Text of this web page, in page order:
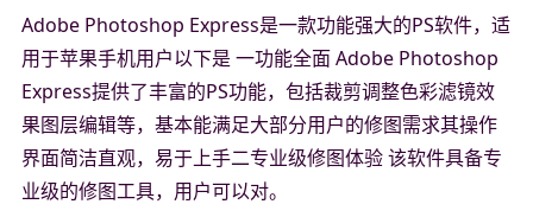
Adobe Photoshop Express是一款功能强大的PS软件，适
用于苹果手机用户以下是 一功能全面 Adobe Photoshop
Express提供了丰富的PS功能，包括裁剪调整色彩滤镜效
果图层编辑等，基本能满足大部分用户的修图需求其操作
界面简洁直观，易于上手二专业级修图体验 该软件具备专
业级的修图工具，用户可以对。